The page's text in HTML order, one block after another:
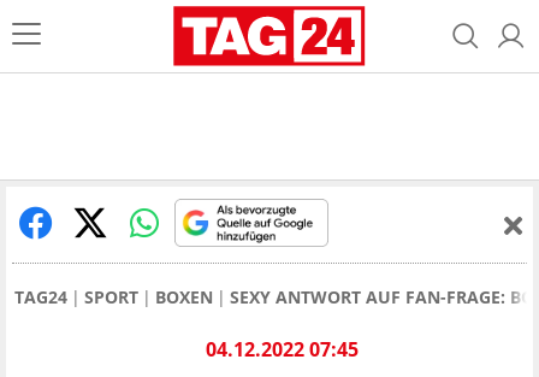
TAG24 SPORT BOXEN SEXY ANTWORT AUF FAN-FRAGE:
04.12.2022 07:45